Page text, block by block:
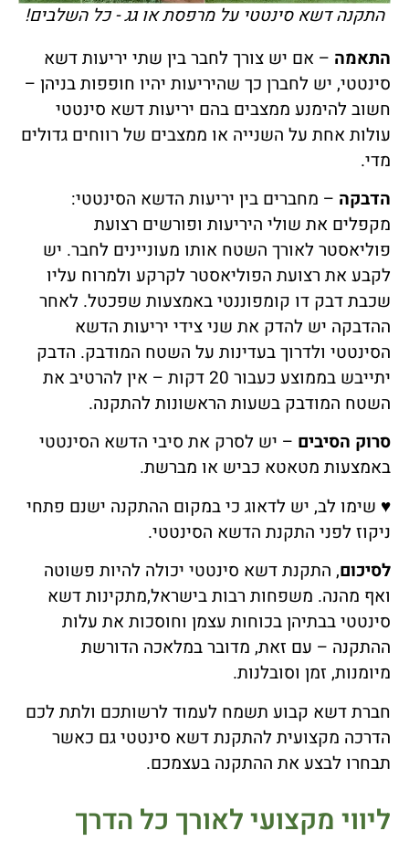
התקנה דשא סינטטי על מרפסת או גג - כל השלבים!
התאמה – אם יש צורך לחבר בין שתי יריעות דשא
סינטטי, יש לחברן כך שהיריעות יהיו חופפות בניהן –
חשוב להימנע ממצבים בהם יריעות דשא סינטטי
עולות אחת על השנייה או ממצבים של רווחים גדולים
מדי.
הדבקה – מחברים בין יריעות הדשא הסינטטי:
מקפלים את שולי היריעות ופורשים רצועת
פוליאסטר לאורך השטח אותו מעוניינים לחבר. יש
לקבע את רצועת הפוליאסטר לקרקע ולמרוח עליו
שכבת דבק דו קומפוננטי באמצעות שפכטל. לאחר
ההדבקה יש להדק את שני צידי יריעות הדשא
הסינטטי ולדרוך בעדינות על השטח המודבק. הדבק
יתייבש בממוצע כעבור 20 דקות – אין להרטיב את
השטח המודבק בשעות הראשונות להתקנה.
סרוק הסיבים – יש לסרק את סיבי הדשא הסינטטי
באמצעות מטאטא כביש או מברשת.
♥ שימו לב, יש לדאוג כי במקום ההתקנה ישנם פתחי
ניקוז לפני התקנת הדשא הסינטטי.
לסיכום, התקנת דשא סינטטי יכולה להיות פשוטה
ואף מהנה. משפחות רבות בישראל,מתקינות דשא
סינטטי בבתיהן בכוחות עצמן וחוסכות את עלות
ההתקנה – עם זאת, מדובר במלאכה הדורשת
מיומנות, זמן וסובלנות.
חברת דשא קבוע תשמח לעמוד לרשותכם ולתת לכם
הדרכה מקצועית להתקנת דשא סינטטי גם כאשר
תבחרו לבצע את ההתקנה בעצמכם.
ליווי מקצועי לאורך כל הדרך